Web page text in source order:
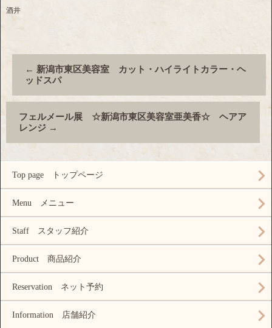
酒井
← 新潟市東区美容室 カット・ハイライトカラー・ヘ
ッドスパ
フェルメール展 ☆新潟市東区美容室亜美香☆ ヘアア
レンジ →
Top page トップページ
Menu メニュー
Staff スタッフ紹介
Product 商品紹介
Reservation ネット予約
Information 店舗紹介